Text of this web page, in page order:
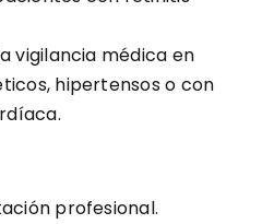
vigilancia médica en
hipertensos o con
profesional.